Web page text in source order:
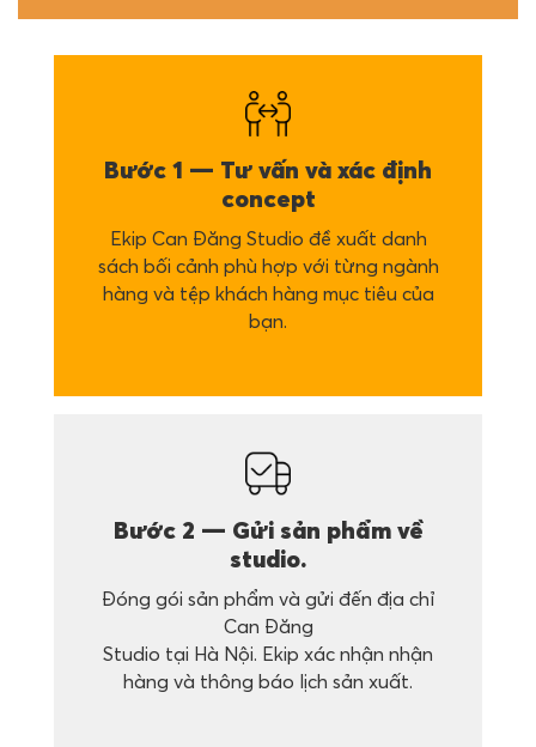
Bước 1 — Tư vấn và xác định
concept
Ekip Can Đăng Studio đề xuất danh
sách bối cảnh phù hợp với từng ngành
hàng và tệp khách hàng mục tiêu của
bạn.
Bước 2 — Gửi sản phẩm về
studio.
Đóng gói sản phẩm và gửi đến địa chỉ
Can Đăng
Studio tại Hà Nội. Ekip xác nhận nhận
hàng và thông báo lịch sản xuất.